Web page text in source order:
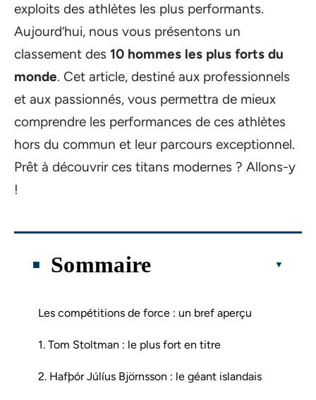
exploits des athlètes les plus performants.
Aujourd’hui, nous vous présentons un
classement des 10 hommes les plus forts du
monde. Cet article, destiné aux professionnels
et aux passionnés, vous permettra de mieux
comprendre les performances de ces athlètes
hors du commun et leur parcours exceptionnel.
Prêt à découvrir ces titans modernes ? Allons-y
!
Sommaire
Les compétitions de force : un bref aperçu
1. Tom Stoltman : le plus fort en titre
2. Hafþór Júlíus Björnsson : le géant islandais